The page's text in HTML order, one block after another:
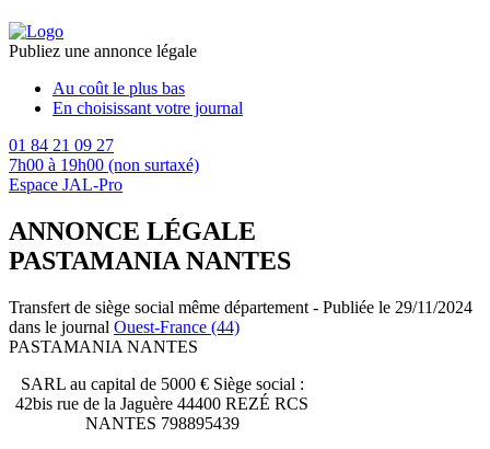
Publiez une annonce légale
Au coût le plus bas
En choisissant votre journal
01 84 21 09 27
7h00 à 19h00 (non surtaxé)
Espace JAL-Pro
ANNONCE LÉGALE
PASTAMANIA NANTES
Transfert de siège social même département - Publiée le 29/11/2024
dans le journal Ouest-France (44)
PASTAMANIA NANTES
SARL au capital de 5000 € Siège social :
42bis rue de la Jaguère 44400 REZÉ RCS
NANTES 798895439